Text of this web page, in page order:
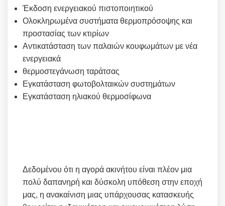
Έκδοση ενεργειακού πιστοποιητικού
Ολοκληρωμένα συστήματα θερμοπρόσοψης και
προστασίας των κτιρίων
Αντικατάσταση των παλαιών κουφωμάτων με νέα
ενεργειακά
θερμοστεγάνωση ταράτσας
Εγκατάσταση φωτοβολταικών συστημάτων
Εγκατάσταση ηλιακού θερμοσίφωνα
Δεδομένου ότι η αγορά ακινήτου είναι πλέον μια
πολύ δαπανηρή και δύσκολη υπόθεση στην εποχή
μας, η ανακαίνιση μιας υπάρχουσας κατασκευής